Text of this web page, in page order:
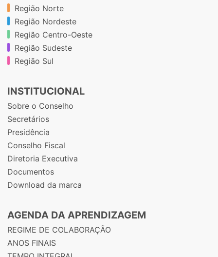
Região Norte
Região Nordeste
Região Centro-Oeste
Região Sudeste
Região Sul
INSTITUCIONAL
Sobre o Conselho
Secretários
Presidência
Conselho Fiscal
Diretoria Executiva
Documentos
Download da marca
AGENDA DA APRENDIZAGEM
REGIME DE COLABORAÇÃO
ANOS FINAIS